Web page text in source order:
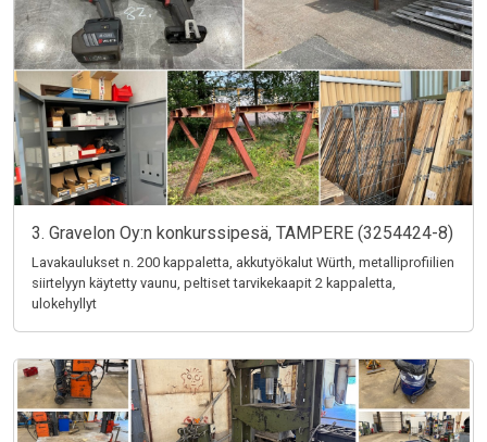
3. Gravelon Oy:n konkurssipesä, TAMPERE (3254424-8)
Lavakaulukset n. 200 kappaletta, akkutyökalut Würth, metalliprofiilien
siirtelyyn käytetty vaunu, peltiset tarvikekaapit 2 kappaletta,
ulokehyllyt